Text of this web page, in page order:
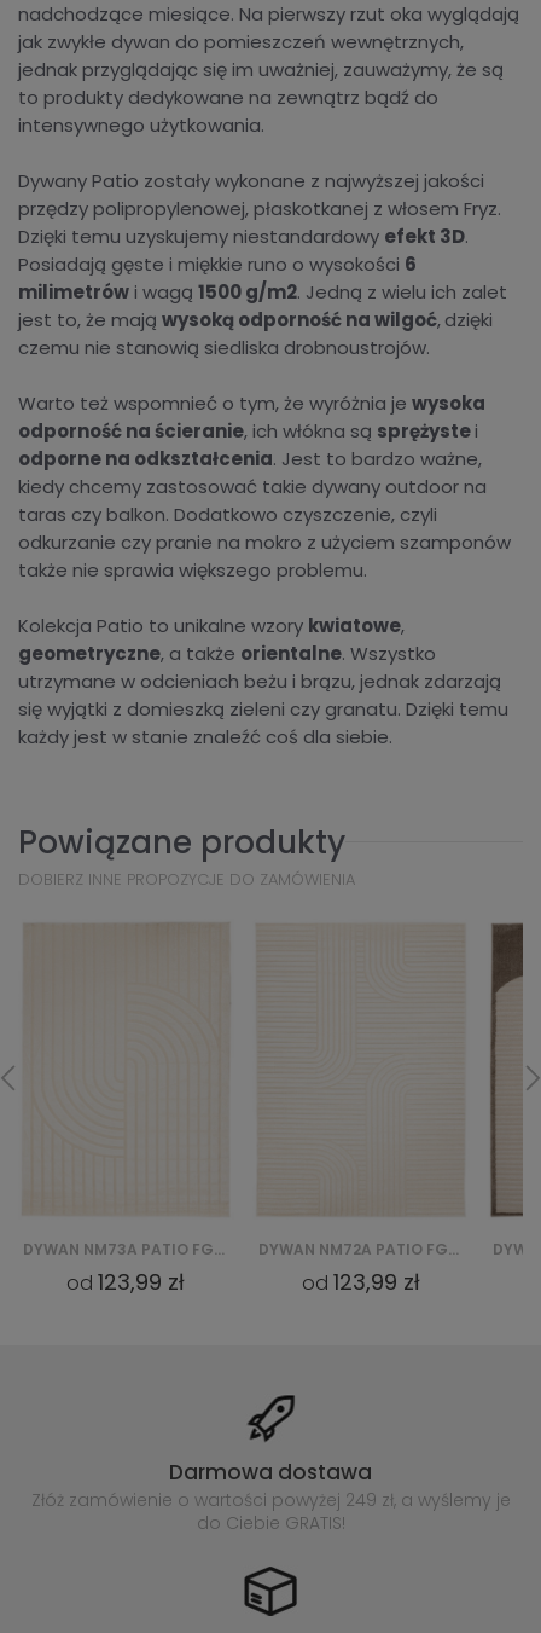
nadchodzące miesiące. Na pierwszy rzut oka wyglądają
jak zwykłe dywan do pomieszczeń wewnętrznych,
jednak przyglądając się im uważniej, zauważymy, że są
to produkty dedykowane na zewnątrz bądź do
intensywnego użytkowania.
Dywany Patio zostały wykonane z najwyższej jakości
przędzy polipropylenowej, płaskotkanej z włosem Fryz.
Dzięki temu uzyskujemy niestandardowy efekt 3D.
Posiadają gęste i miękkie runo o wysokości 6
milimetrów i wagą 1500 g/m2. Jedną z wielu ich zalet
jest to, że mają wysoką odporność na wilgoć,dzięki
czemu nie stanowią siedliska drobnoustrojów.
Warto też wspomnieć o tym, że wyróżnia je wysoka
odporność na ścieranie, ich włókna są sprężystei
odporne na odkształcenia. Jest to bardzo ważne,
kiedy chcemy zastosować takie dywany outdoor na
taras czy balkon. Dodatkowo czyszczenie, czyli
odkurzanie czy pranie na mokro z użyciem szamponów
także nie sprawia większego problemu.
Kolekcja Patio to unikalne wzory kwiatowe,
geometryczne, a także orientalne. Wszystko
utrzymane w odcieniach beżu i brązu, jednak zdarzają
się wyjątki z domieszką zieleni czy granatu. Dzięki temu
każdy jest w stanie znaleźć coś dla siebie.
Powiązane produkty
DOBIERZ INNE PROPOZYCJE DO ZAMÓWIENIA
od123,99 zł od123,99 zł
Darmowa dostawa
Złóż zamówienie o wartości powyżej 249 zł, a wyślemy je
do Ciebie GRATIS!